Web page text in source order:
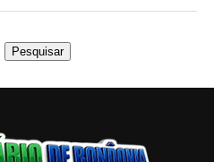
Pesquisar